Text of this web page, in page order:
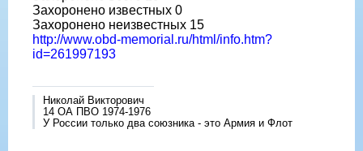
Захоронено известных 0
Захоронено неизвестных 15
http://www.obd-memorial.ru/html/info.htm?
id=261997193
Николай Викторович
14 ОА ПВО 1974-1976
У России только два союзника - это Армия и Флот